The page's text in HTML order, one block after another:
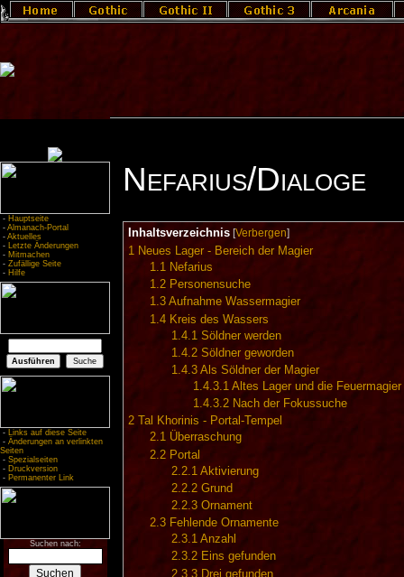
- Hauptseite
- Almanach-Portal
- Aktuelles
- Letzte Änderungen
- Mitmachen
- Zufällige Seite
- Hilfe
- Links auf diese Seite
- Änderungen an verlinkten
Seiten
- Spezialseiten
- Druckversion
- Permanenter Link
Suchen nach:
Nefarius/Dialoge
Inhaltsverzeichnis[Verbergen]
1 Neues Lager - Bereich der Magier
1.1 Nefarius
1.2 Personensuche
1.3 Aufnahme Wassermagier
1.4 Kreis des Wassers
1.4.1 Söldner werden
1.4.2 Söldner geworden
1.4.3 Als Söldner der Magier
1.4.3.1 Altes Lager und die Feuermagier
1.4.3.2 Nach der Fokussuche
2
Tal Khorinis - Portal-Tempel
2.1 Überraschung
2.2 Portal
2.2.1 Aktivierung
2.2.2 Grund
2.2.3 Ornament
2.3 Fehlende Ornamente
2.3.1 Anzahl
2.3.2 Eins gefunden
2.3.3 Drei gefunden